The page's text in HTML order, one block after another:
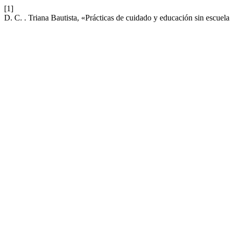
[1]
D. C. . Triana Bautista, «Prácticas de cuidado y educación sin